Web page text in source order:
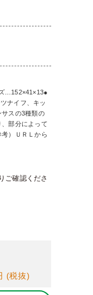
…152×41×13●
ナイフ、キッ
スの3種類の
部分によって
）ＵＲＬから
ご確認くださ
(税抜)